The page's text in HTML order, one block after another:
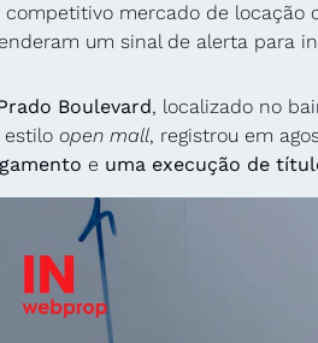
competitivo mercado de locação
um sinal de alerta para
Boulevard, localizado no
estilo open mall, registrou em
e uma execução de